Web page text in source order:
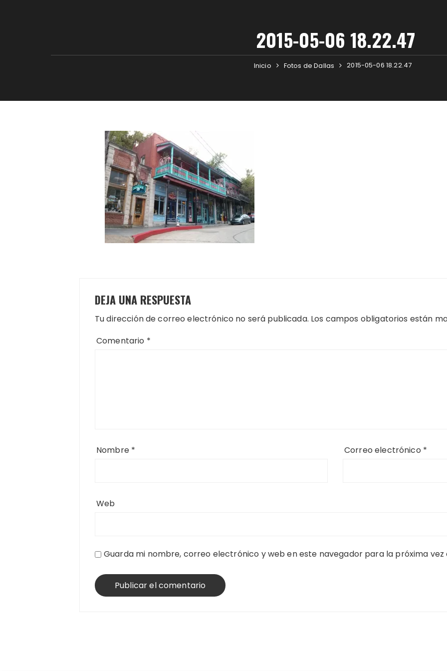
2015-05-06 18.22.47
Inicio Fotos de Dallas 2015-05-06 18.22.47
DEJA UNA RESPUESTA
Tu dirección de correo electrónico no será publicada. Los campos obligatorios están
Comentario *
Nombre * Correo electrónico *
Web
Guarda mi nombre, correo electrónico y web en este navegador para la próxima vez